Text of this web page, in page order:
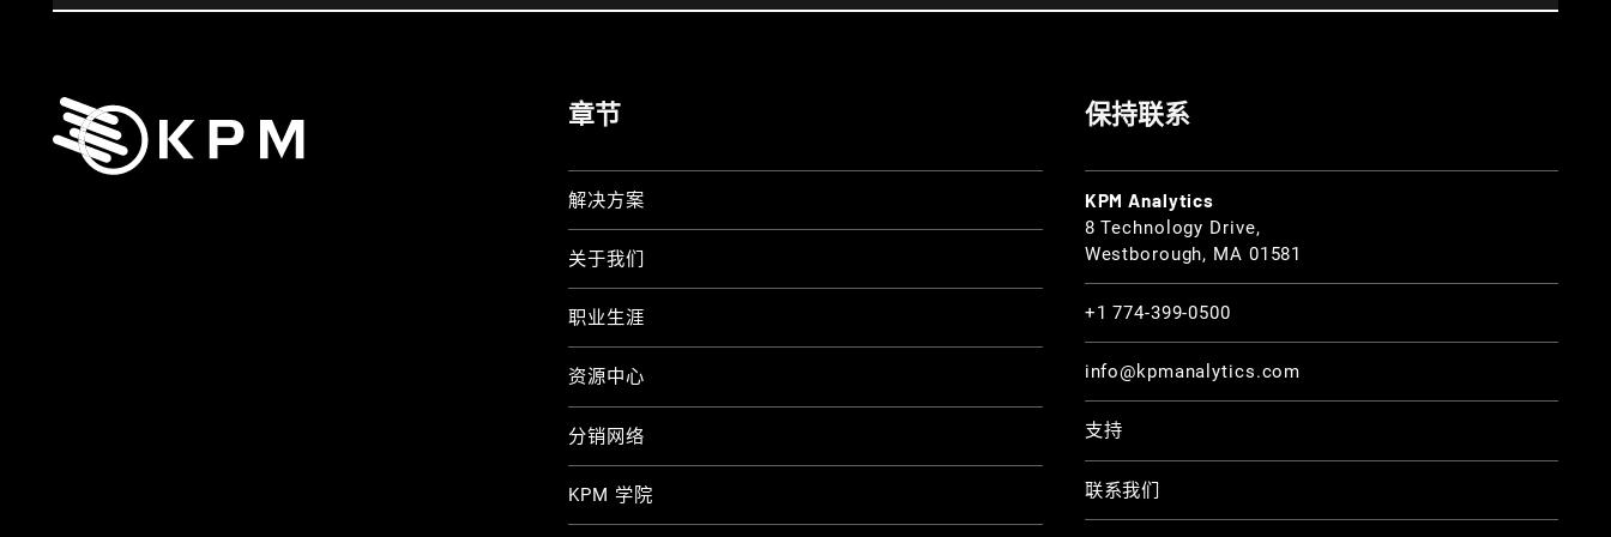
章节
解决方案
关于我们
职业生涯
资源中心
分销网络
KPM 学院
保持联系
KPM Analytics
8 Technology Drive,
Westborough, MA 01581
+1 774-399-0500
info@kpmanalytics.com
支持
联系我们